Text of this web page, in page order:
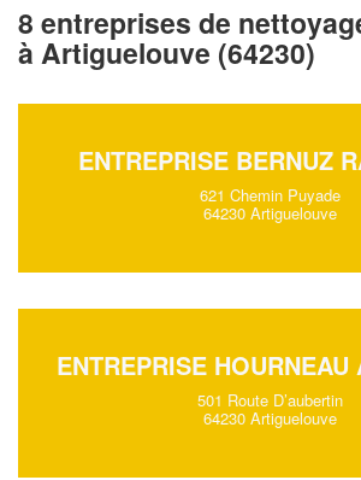
8 entreprises de
à Artiguelouve (64230)
ENTREPRISE BERNUZ
621 Chemin Puyade
64230 Artiguelouve
ENTREPRISE HOURNEAU
501 Route D’aubertin
64230 Artiguelouve